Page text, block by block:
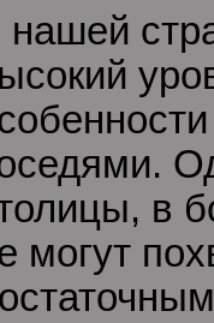
нашей
в
могут